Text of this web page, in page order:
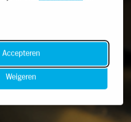
Weigeren
Accepteren